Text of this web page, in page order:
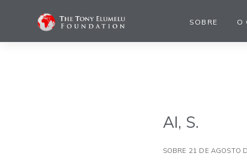
SOBRE O
AI, S.
SOBRE 21 DE AGOSTO